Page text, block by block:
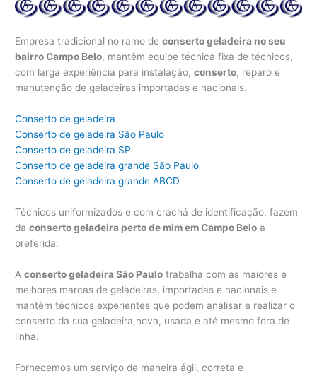
Empresa tradicional no ramo deconserto geladeira no seu
bairro Campo Belo, mantêm equipe técnica fixa de técnicos,
com larga experiência para instalação,conserto, reparo e
manutenção de geladeiras importadas e nacionais.
Conserto de geladeira
Conserto de geladeira São Paulo
Conserto de geladeira SP
Conserto de geladeira grande São Paulo
Conserto de geladeira grande ABCD
Técnicos uniformizados e com crachá de identificação, fazem
daconserto geladeira perto de mim em Campo Belo a
preferida.
Aconserto geladeira São Paulo trabalha com as maiores e
melhores marcas de geladeiras, importadas e nacionais e
mantêm técnicos experientes que podem analisar e realizar o
conserto da sua geladeira nova, usada e até mesmo fora de
linha.
Fornecemos um serviço de maneira ágil, correta e